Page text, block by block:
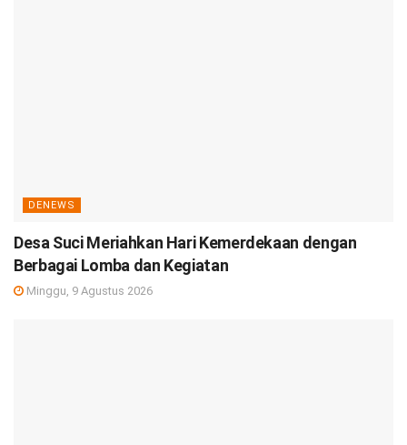
DENEWS
Desa Suci Meriahkan Hari Kemerdekaan dengan
Berbagai Lomba dan Kegiatan
Minggu, 9 Agustus 2026